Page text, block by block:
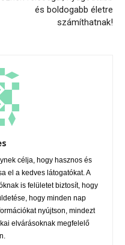
és boldogabb életre
számíthatnak!
célja, hogy hasznos és
el a kedves látogatókat. A
is felületet biztosít, hogy
hogy minden nap
nyújtson, mindezt
elvárásoknak megfelelő